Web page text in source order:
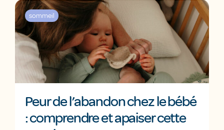
Peur de l’abandon chez le bébé
: comprendre et apaiser cette
sommeil